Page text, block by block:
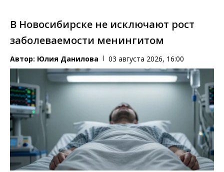
В Новосибирске не исключают рост
заболеваемости менингитом
Автор: Юлия Данилова 03 августа 2026, 16:00